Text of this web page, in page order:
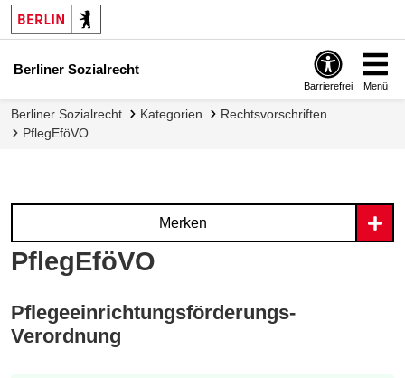
Berliner Sozialrecht
Barrierefrei Menü
Berliner Sozialrecht Kategorien
Rechtsvorschriften
PflegEföVO
PflegEföVO
Merken
Pflegeeinrichtungsförderungs-
Verordnung